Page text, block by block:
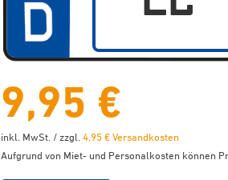
9,95 €
inkl. MwSt. / zzgl. 4,95 € Versandkosten
Aufgrund von Miet- und Personalkosten können